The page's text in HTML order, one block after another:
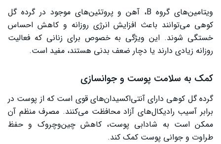
ویتامین‌های گروه B، آهن و پروتئین‌های موجود در گرده گل
کوهی می‌توانند باعث افزایش انرژی روزانه و کاهش احساس
خستگی شوند. این ویژگی به خصوص برای زنانی که فعالیت
روزانه زیادی دارند یا دچار ضعف بدنی هستند، مفید است.
کمک به سلامت پوست و جوانسازی
گرده گل کوهی دارای آنتی‌اکسیدان‌های قوی است که از پوست در
برابر آسیب رادیکال‌های آزاد محافظت می‌کنند. مصرف منظم آن
ممکن است به شادابی پوست، کاهش چین‌وچروک و حفظ
طراوت و جوانی پوست کمک کند.